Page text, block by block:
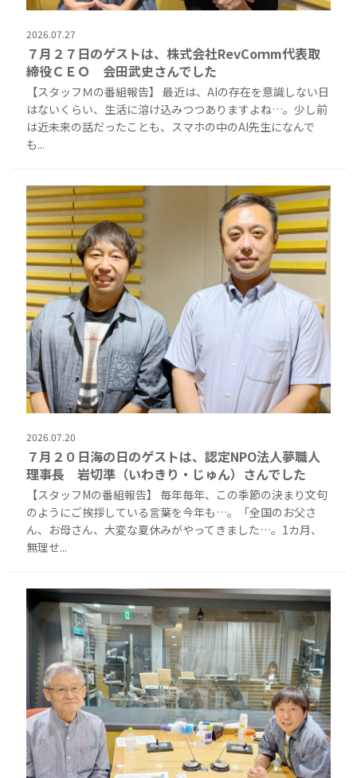
2026.07.27
７月２７日のゲストは、株式会社RevCoｍm代表取
締役ＣＥＯ 会田武史さんでした
【スタッフＭの番組報告】 最近は、AIの存在を意識しない日
はないくらい、生活に溶け込みつつありますよね…。少し前
は近未来の話だったことも、スマホの中のAI先生になんで
も...
2026.07.20
７月２０日海の日のゲストは、認定NPO法人夢職人
理事長 岩切準（いわきり・じゅん）さんでした
【スタッフMの番組報告】 毎年毎年、この季節の決まり文句
のようにご挨拶している言葉を今年も…。「全国のお父さ
ん、お母さん、大変な夏休みがやってきました…。1カ月、
無理せ...